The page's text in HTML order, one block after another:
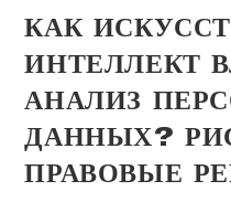
КАК
ИНТЕЛЛЕКТ
АНАЛИЗ
ДАННЫХ?
ПРАВОВЫЕ